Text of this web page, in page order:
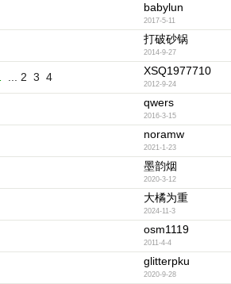
babylun
2017-5-11
打破砂锅
2014-9-27
2 3 4 XSQ1977710
2012-9-24
qwers
2016-3-15
noramw
2021-1-23
墨韵烟
2020-3-12
大橘为重
2024-11-3
osm1119
2011-4-4
glitterpku
2020-9-28